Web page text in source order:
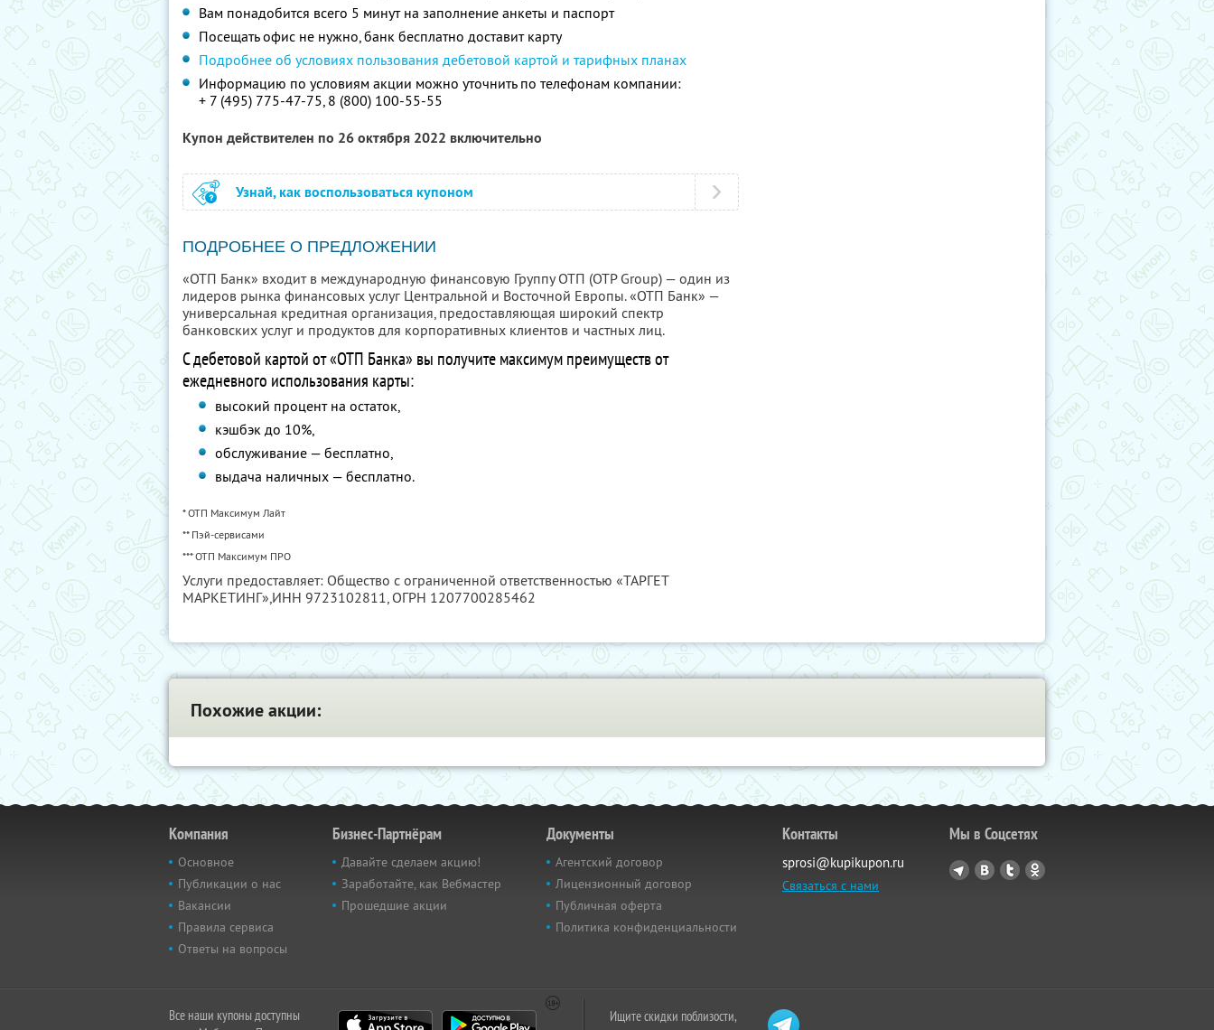
Вам понадобится всего 5 минут на заполнение анкеты и паспорт
Посещать офис не нужно, банк бесплатно доставит карту
Подробнее об условиях пользования дебетовой картой и тарифных планах
Информацию по условиям акции можно уточнить по телефонам компании:
+ 7 (495) 775-47-75, 8 (800) 100-55-55
Купон действителен по 26 октября 2022 включительно
Узнай, как воспользоваться купоном
ПОДРОБНЕЕ О ПРЕДЛОЖЕНИИ
«ОТП Банк» входит в международную финансовую Группу ОТП (OTP Group) — один из
лидеров рынка финансовых услуг Центральной и Восточной Европы. «ОТП Банк» —
универсальная кредитная организация, предоставляющая широкий спектр
банковских услуг и продуктов для корпоративных клиентов и частных лиц.
С дебетовой картой от «ОТП Банка» вы получите максимум преимуществ от
ежедневного использования карты:
высокий процент на остаток,
кэшбэк до 10%,
обслуживание — бесплатно,
выдача наличных — бесплатно.
* ОТП Максимум Лайт
** Пэй-сервисами
*** ОТП Максимум ПРО
Услуги предоставляет: Общество с ограниченной ответственностью «ТАРГЕТ
МАРКЕТИНГ»,ИНН 9723102811, ОГРН 1207700285462
Похожие акции:
Компания
Основное
Публикации о нас
Вакансии
Правила сервиса
Ответы на вопросы
Бизнес-Партнёрам
Давайте сделаем акцию!
Заработайте, как Вебмастер
Прошедшие акции
Документы
Агентский договор
Лицензионный договор
Публичная оферта
Политика конфиденциальности
Контакты
sprosi@kupikupon.ru
Связаться с нами
Мы в Соцсетях
Все наши купоны доступны
Ищите скидки поблизости,